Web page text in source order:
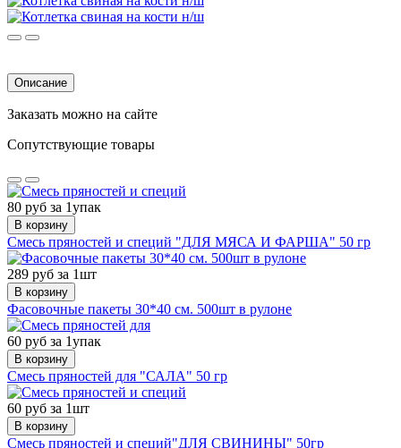
Описание
Заказать можно на сайте
Сопутствующие товары
80 руб за 1упак
В корзину
Смесь пряностей и специй "ДЛЯ МЯСА И ФАРША" 50 гр
289 руб за 1шт
В корзину
Фасовочные пакеты 30*40 см. 500шт в рулоне
60 руб за 1упак
В корзину
Смесь пряностей для "САЛА" 50 гр
60 руб за 1шт
В корзину
Смесь пряностей и специй"ДЛЯ СВИНИНЫ" 50гр